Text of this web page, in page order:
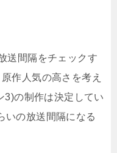
送間隔をチェックす
作人気の高さを考え
3)の制作は決定してい
いの放送間隔になる